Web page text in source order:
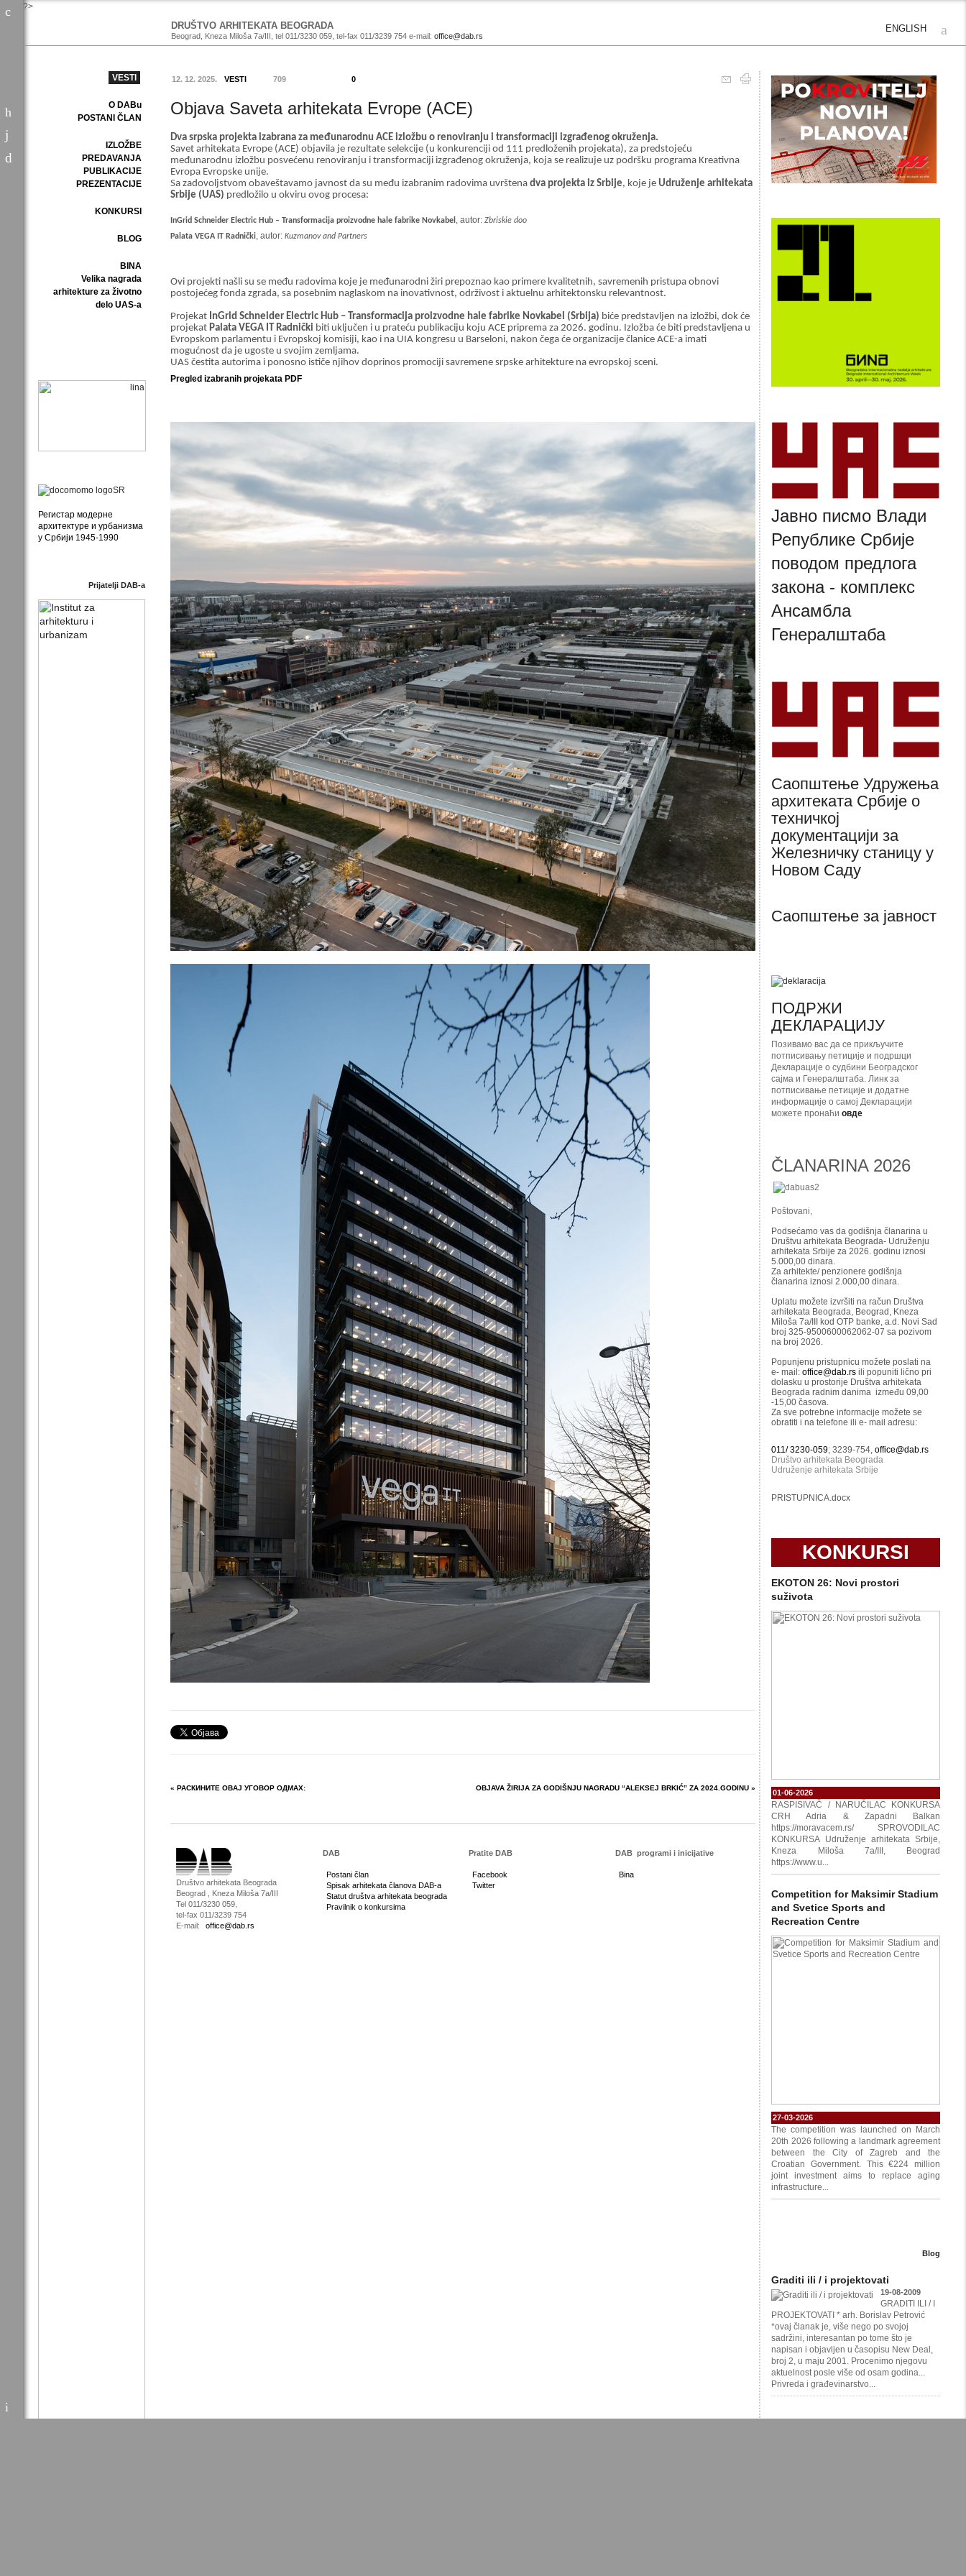
?>
DRUŠTVO ARHITEKATA BEOGRADA
Beograd, Kneza Miloša 7a/III, tel 011/3230 059, tel-fax 011/3239 754 e-mail: office@dab.rs
ENGLISH
12. 12. 2025. VESTI 709 0
Objava Saveta arhitekata Evrope (ACE)
Dva srpska projekta izabrana za međunarodnu ACE izložbu o renoviranju i transformaciji izgrađenog okruženja.
Savet arhitekata Evrope (ACE) objavila je rezultate selekcije (u konkurenciji od 111 predloženih projekata), za predstojeću
međunarodnu izložbu posvećenu renoviranju i transformaciji izgrađenog okruženja, koja se realizuje uz podršku programa Kreativna
Evropa Evropske unije.
Sa zadovoljstvom obaveštavamo javnost da su među izabranim radovima uvrštena dva projekta iz Srbije, koje je Udruženje arhitekata
Srbije (UAS) predložilo u okviru ovog procesa:
InGrid Schneider Electric Hub – Transformacija proizvodne hale fabrike Novkabel , autor: Zbriskie doo
Palata VEGA IT Radnički, autor: Kuzmanov and Partners
Ovi projekti našli su se među radovima koje je međunarodni žiri prepoznao kao primere kvalitetnih, savremenih pristupa obnovi
postojećeg fonda zgrada, sa posebnim naglaskom na inovativnost, održivost i aktuelnu arhitektonsku relevantnost.
Projekat InGrid Schneider Electric Hub – Transformacija proizvodne hale fabrike Novkabel (Srbija) biće predstavljen na izložbi, dok će
projekat Palata VEGA IT Radnički bitiuključen i u prateću publikaciju koju ACE priprema za 2026. godinu. Izložba će biti predstavljena u
Evropskom parlamentu i Evropskoj komisiji, kao i na UIA kongresu u Barseloni, nakon čega će organizacije članice ACE-a imati
mogućnost da je ugoste u svojim zemljama.
UAS čestita autorima i ponosno ističe njihov doprinos promociji savremene srpske arhitekture na evropskoj sceni.
Pregled izabranih projekata PDF
« РАСКИНИТЕ ОВАЈ УГОВОР ОДМАХ: OBJAVA ŽIRIJA ZA GODIŠNJU NAGRADU “ALEKSEJ BRKIĆ” ZA 2024.GODINU »
Društvo arhitekata Beograda
Beograd , Kneza Miloša 7a/III
Tel 011/3230 059,
tel-fax 011/3239 754
E-mail:
office@dab.rs
DAB
Postani član
Spisak arhitekata članova DAB-a
Statut društva arhitekata beograda
Pravilnik o konkursima
Pratite DAB
Facebook
Twitter
DAB programi i inicijative
Bina
Јавно писмо Влади
Републике Србије
поводом предлога
закона - комплекс
Ансамбла
Генералштаба
Саопштење Удружења
архитеката Србије о
техничкој
документацији за
Железничку станицу у
Новом Саду
Саопштење за јавност
ПОДРЖИ
ДЕКЛАРАЦИЈУ
Позивамо вас да се прикључите
потписивању петиције и подршци
Декларације о судбини Београдског
сајма и Генералштаба. Линк за
потписивање петиције и додатне
информације о самој Декларацији
можете пронаћиовде
ČLANARINA 2026
Poštovani,
Podsećamo vas da godišnja članarina u
Društvu arhitekata Beograda- Udruženju
arhitekata Srbije za 2026. godinu iznosi
5.000,00 dinara.
Za arhitekte/ penzionere godišnja
članarina iznosi 2.000,00 dinara.
Uplatu možete izvršiti na račun Društva
arhitekata Beograda, Beograd, Kneza
Miloša 7a/III kod OTP banke, a.d. Novi Sad
broj 325-9500600062062-07 sa pozivom
na broj 2026.
Popunjenu pristupnicu možete poslati na
e- mail:office@dab.rs ili popuniti lično pri
dolasku u prostorije Društva arhitekata
Beograda radnim danima između 09,00
-15,00 časova.
Za sve potrebne informacije možete se
obratiti i na telefone ili e- mail adresu:
011/ 3230-059; 3239-754,office@dab.rs
Društvo arhitekata Beograda
Udruženje arhitekata Srbije
PRISTUPNICA.docx
KONKURSI
EKOTON 26: Novi prostori
suživota
01-06-2026
RASPISIVAČ / NARUČILAC KONKURSA
CRH Adria & Zapadni Balkan
https://moravacem.rs/ SPROVODILAC
KONKURSA Udruženje arhitekata Srbije,
Kneza Miloša 7a/III, Beograd
https://www.u...
Competition for Maksimir Stadium
and Svetice Sports and
Recreation Centre
27-03-2026
The competition was launched on March
20th 2026 following a landmark agreement
between the City of Zagreb and the
Croatian Government. This €224 million
joint investment aims to replace aging
infrastructure...
Blog
Graditi ili / i projektovati
19-08-2009
GRADITI ILI / I
PROJEKTOVATI * arh. Borislav Petrović
*ovaj članak je, više nego po svojoj
sadržini, interesantan po tome što je
napisan i objavljen u časopisu New Deal,
broj 2, u maju 2001. Procenimo njegovu
aktuelnost posle više od osam godina...
Privreda i građevinarstvo...
VESTI
O DABu
POSTANI ČLAN
IZLOŽBE
PREDAVANJA
PUBLIKACIJE
PREZENTACIJE
KONKURSI
BLOG
BINA
Velika nagrada
arhitekture za životno
delo UAS-a
Регистар модерне
архитектуре и урбанизма
у Србији 1945-1990
Prijatelji DAB-a